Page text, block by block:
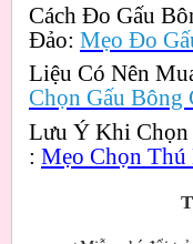
Cách Đo Gấu
Đảo: Mẹo Đo
Liệu Có Nên
Chọn Gấu Bông
Lưu Ý Khi Chọn
: Mẹo Chọn Thú